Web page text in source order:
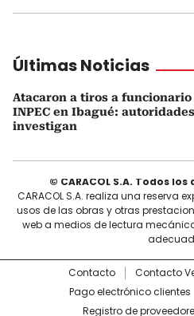
Últimas Noticias
Atacaron a tiros a funcionario
INPEC en Ibagué: autoridades
investigan
© CARACOL S.A. Todos
CARACOL S.A. realiza una reserva
usos de las obras y otras
web a medios de lectura
Contacto Contacto
Pago electrónico clientes
Registro de